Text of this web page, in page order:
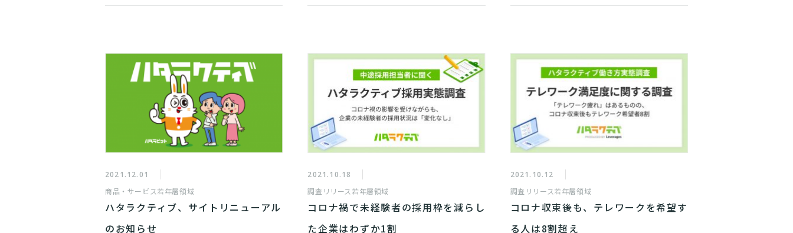
2021.12.01
商品・サービス若年層領域
ハタラクティブ、サイトリニューアル
のお知らせ
2021.10.18
調査リリース 若年層領域
コロナ禍で未経験者の採用枠を減らし
た企業はわずか1割
2021.10.12
調査リリース若年層領域
コロナ収束後も、テレワークを希望す
る人は8割超え